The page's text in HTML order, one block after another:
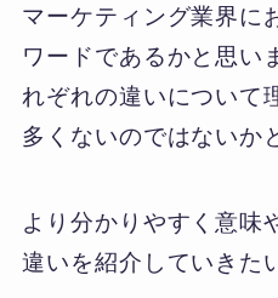
マーケティング業界に
ワードであるかと思い
れぞれの違いについて
多くないのではないか
より分かりやすく意味
違いを紹介していきた